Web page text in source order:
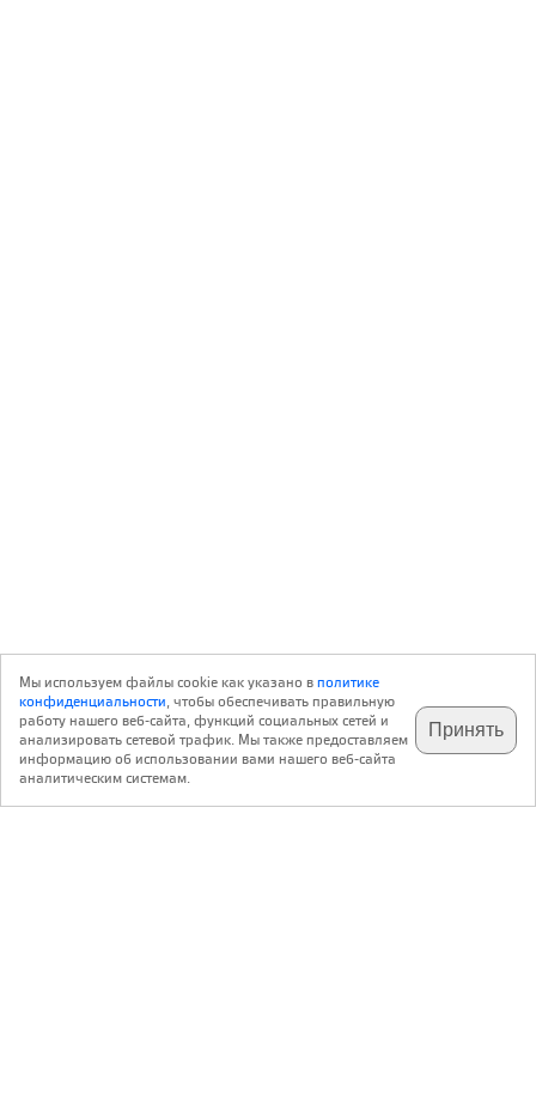
подпишитесь на наш
телеграм @archi_ru
✕
с 20 июля 1999 г.
Мы используем файлы cookie как указано вполитике
конфиденциальности, чтобы обеспечивать правильную
работу нашего веб-сайта, функций социальных сетей и
анализировать сетевой трафик. Мы также предоставляем
информацию об использовании вами нашего веб-сайта
аналитическим системам.
Принять